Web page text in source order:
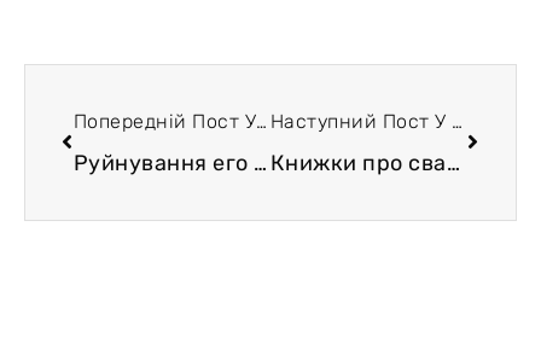
Попередній Пост У Блозі
Руйнування его — суперсила свадхіштхани
Наступний Пост У Блозі
Книжки про свадхіштханні переживання